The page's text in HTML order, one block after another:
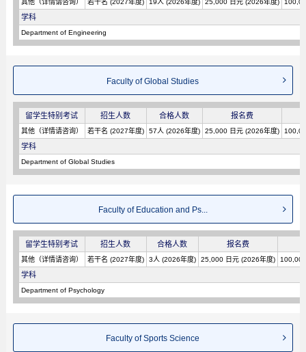
其他（详情请咨询） 若干名 (2027年度) 19人 (2026年度) 25,000 日元 (2026年度)
学科
Department of Engineering
Faculty of Global Studies
留学生特别考试 招生人数 合格人数 报名费
其他（详情请咨询） 若干名 (2027年度) 57人 (2026年度) 25,000 日元 (2026年度)
学科
Department of Global Studies
Faculty of Education and Ps...
留学生特别考试 招生人数 合格人数 报名费
其他（详情请咨询） 若干名 (2027年度) 3人 (2026年度) 25,000 日元 (2026年度)
学科
Department of Psychology
Faculty of Sports Science